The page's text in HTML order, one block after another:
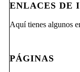
ENLACES DE
Aquí tienes algunos
PÁGINAS